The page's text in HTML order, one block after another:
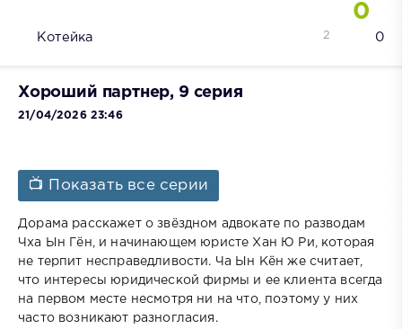
0
Котейка 0
2
Хороший партнер, 9 серия
21/04/2026 23:46
📺 Показать все серии
Дорама расскажет о звёздном адвокате по разводам
Чха Ын Гён, и начинающем юристе Хан Ю Ри, которая
не терпит несправедливости. Ча Ын Кён же считает,
что интересы юридической фирмы и ее клиента всегда
на первом месте несмотря ни на что, поэтому у них
часто возникают разногласия.